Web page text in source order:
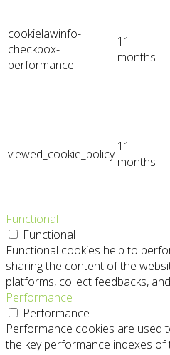
cookielawinfo-
checkbox-
performance
11
months
viewed_cookie_policy 11
months
Functional
Functional
Functional cookies help to
sharing the content of the
platforms, collect feedbacks,
Performance
Performance
Performance cookies are used
the key performance indexes